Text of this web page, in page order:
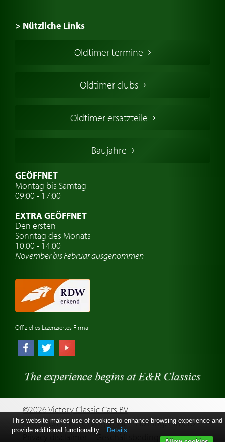
> Nützliche Links
Oldtimers in Europa
Englische Oldtimer
Deutsche Oldtimer
Schwedische Oldtimer
Oldtimer mit h-kennzeichen
Auto Oldtimer Markt
Oldtimer-Versicherung
Oldtimer-Clubs
Oldtimer-Reisen
Automarken uhren
Oldtimer termine
Oldtimer clubs
Oldtimer ersatzteile
Baujahre
GEÖFFNET
Montag bis Samtag
09:00 - 17:00
EXTRA GEÖFFNET
Den ersten
Sonntag des Monats
10.00 - 14.00
November bis Februar ausgenommen
Offizielles Lizenziertes Firma
©2026 Victory Classic Cars BV
Development: Pc Langstraat
Hosting: Esmero
Geschäftsbedingungen
This website makes use of cookies to enhance browsing experience and
provide additional functionality.
Details